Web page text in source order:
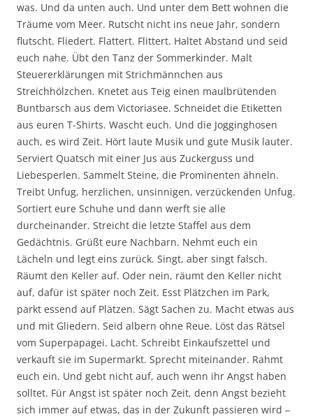
was. Und da unten auch. Und unter dem Bett wohnen die
Träume vom Meer. Rutscht nicht ins neue Jahr, sondern
flutscht. Fliedert. Flattert. Flittert. Haltet Abstand und seid
euch nahe. Übt den Tanz der Sommerkinder. Malt
Steuererklärungen mit Strichmännchen aus
Streichhölzchen. Knetet aus Teig einen maulbrütenden
Buntbarsch aus dem Victoriasee. Schneidet die Etiketten
aus euren T-Shirts. Wascht euch. Und die Jogginghosen
auch, es wird Zeit. Hört laute Musik und gute Musik lauter.
Serviert Quatsch mit einer Jus aus Zuckerguss und
Liebesperlen. Sammelt Steine, die Prominenten ähneln.
Treibt Unfug, herzlichen, unsinnigen, verzückenden Unfug.
Sortiert eure Schuhe und dann werft sie alle
durcheinander. Streicht die letzte Staffel aus dem
Gedächtnis. Grüßt eure Nachbarn. Nehmt euch ein
Lächeln und legt eins zurück. Singt, aber singt falsch.
Räumt den Keller auf. Oder nein, räumt den Keller nicht
auf, dafür ist später noch Zeit. Esst Plätzchen im Park,
parkt essend auf Plätzen. Sägt Sachen zu. Macht etwas aus
und mit Gliedern. Seid albern ohne Reue. Löst das Rätsel
vom Superpapagei. Lacht. Schreibt Einkaufszettel und
verkauft sie im Supermarkt. Sprecht miteinander. Rahmt
euch ein. Und gebt nicht auf, auch wenn ihr Angst haben
solltet. Für Angst ist später noch Zeit, denn Angst bezieht
sich immer auf etwas, das in der Zukunft passieren wird –